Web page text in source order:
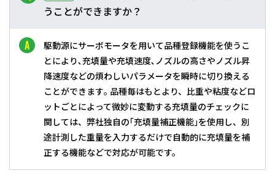
うことができますか？
駆動源にサーボモータを用いて品種登録機能を使うこ
とにより､充填量や充填速度､ノズルの高さやノズル昇
降速度などの煩わしいパラメータを瞬時に切り換える
ことができます｡ 品種毎はもとより、比重や粘度などロ
ットごとによって微妙に変動する充填量のチェックに
関しては、弊社独自の｢充填量補正機能｣を使用し、別
途計測した重量を入力するだけで自動的に充填量を補
正する機能などで対応が可能です。